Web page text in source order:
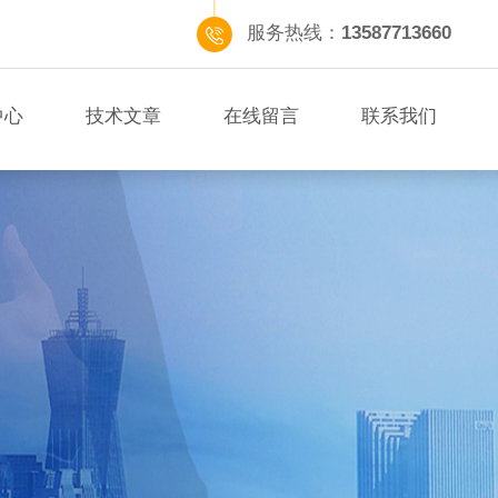
服务热线： 13587713660
心 技术文章 在线留言 联系我们